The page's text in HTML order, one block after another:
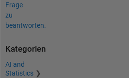
Frage
zu
beantworten.
Kategorien
AI and
Statistics